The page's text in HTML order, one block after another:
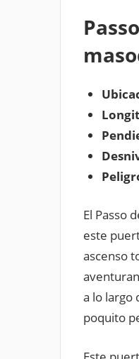
El Passo
este
ascenso
a lo largo
poquito